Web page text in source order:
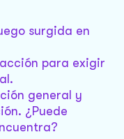
surgida en
para exigir
general y
¿Puede